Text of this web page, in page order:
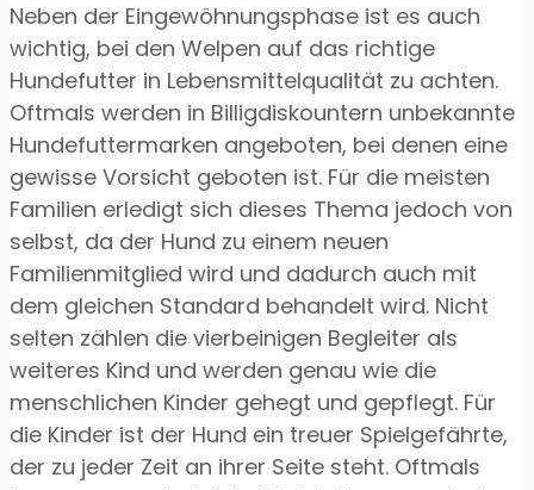
Neben der Eingewöhnungsphase ist es auch
wichtig, bei den Welpen auf das richtige
Hundefutter in Lebensmittelqualität zu achten.
Oftmals werden in Billigdiskountern unbekannte
Hundefuttermarken angeboten, bei denen eine
gewisse Vorsicht geboten ist. Für die meisten
Familien erledigt sich dieses Thema jedoch von
selbst, da der Hund zu einem neuen
Familienmitglied wird und dadurch auch mit
dem gleichen Standard behandelt wird. Nicht
selten zählen die vierbeinigen Begleiter als
weiteres Kind und werden genau wie die
menschlichen Kinder gehegt und gepflegt. Für
die Kinder ist der Hund ein treuer Spielgefährte,
der zu jeder Zeit an ihrer Seite steht. Oftmals